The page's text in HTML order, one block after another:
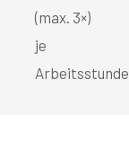
(max. 3×)
je
Arbeitsstunde